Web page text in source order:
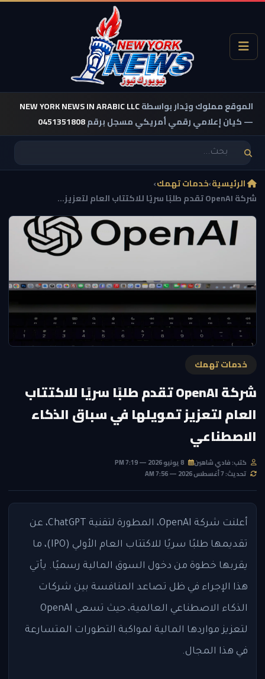
الموقع مملوك ويُدار بواسطةNEW YORK NEWS IN ARABIC LLC
— كيان إعلامي رقمي أمريكي مسجل برقم0451351808
الرئيسية›خدمات تهمك›
شركة OpenAI تقدم طلبًا سريًا للاكتتاب العام لتعزيز...
خدمات تهمك
شركة OpenAI تقدم طلبًا سريًا للاكتتاب
العام لتعزيز تمويلها في سباق الذكاء
الاصطناعي
كتب: فادي شاهين
تحديث: 7 أغسطس 2026 — 7:56 AM
أعلنت شركة OpenAI، المطورة لتقنية ChatGPT، عن
تقديمها طلبًا سريًا للاكتتاب العام الأولي (IPO)، ما
يقربها خطوة من دخول السوق المالية رسميًا. يأتي
هذا الإجراء في ظل تصاعد المنافسة بين شركات
الذكاء الاصطناعي العالمية، حيث تسعى OpenAI
لتعزيز مواردها المالية لمواكبة التطورات المتسارعة
في هذا المجال.